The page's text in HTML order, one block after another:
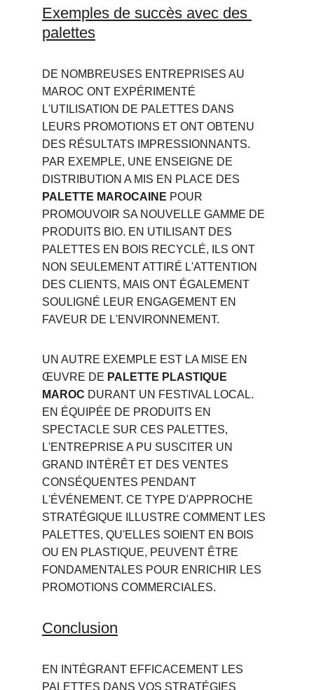
Exemples de succès avec des
palettes
DE NOMBREUSES ENTREPRISES AU
MAROC ONT EXPÉRIMENTÉ
L'UTILISATION DE PALETTES DANS
LEURS PROMOTIONS ET ONT OBTENU
DES RÉSULTATS IMPRESSIONNANTS.
PAR EXEMPLE, UNE ENSEIGNE DE
DISTRIBUTION A MIS EN PLACE DES
PALETTE MAROCAINE POUR
PROMOUVOIR SA NOUVELLE GAMME DE
PRODUITS BIO. EN UTILISANT DES
PALETTES EN BOIS RECYCLÉ, ILS ONT
NON SEULEMENT ATTIRÉ L'ATTENTION
DES CLIENTS, MAIS ONT ÉGALEMENT
SOULIGNÉ LEUR ENGAGEMENT EN
FAVEUR DE L'ENVIRONNEMENT.
UN AUTRE EXEMPLE EST LA MISE EN
ŒUVRE DE PALETTE PLASTIQUE
MAROC DURANT UN FESTIVAL LOCAL.
EN ÉQUIPÉE DE PRODUITS EN
SPECTACLE SUR CES PALETTES,
L'ENTREPRISE A PU SUSCITER UN
GRAND INTÉRÊT ET DES VENTES
CONSÉQUENTES PENDANT
L'ÉVÉNEMENT. CE TYPE D'APPROCHE
STRATÉGIQUE ILLUSTRE COMMENT LES
PALETTES, QU'ELLES SOIENT EN BOIS
OU EN PLASTIQUE, PEUVENT ÊTRE
FONDAMENTALES POUR ENRICHIR LES
PROMOTIONS COMMERCIALES.
Conclusion
EN INTÉGRANT EFFICACEMENT LES
PALETTES DANS VOS STRATÉGIES